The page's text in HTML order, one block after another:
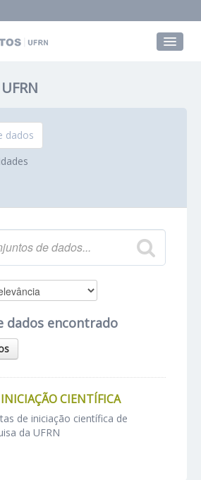
UFRN
dados
dados encontrado
CIENTÍFICA
de iniciação científica de
da UFRN